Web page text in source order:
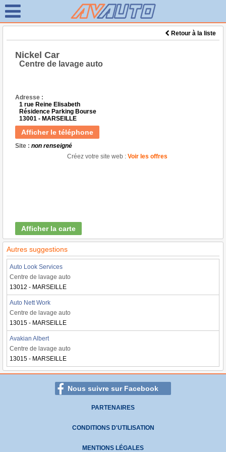
Retour à la liste
Nickel Car
Centre de lavage auto
Adresse :
1 rue Reine Elisabeth
Résidence Parking Bourse
13001 - MARSEILLE
Afficher le téléphone
Site : non renseigné
Créez votre site web : Voir les offres
Afficher la carte
Autres suggestions
Auto Look Services
Centre de lavage auto
13012 - MARSEILLE
Auto Nett Work
Centre de lavage auto
13015 - MARSEILLE
Avakian Albert
Centre de lavage auto
13015 - MARSEILLE
Nous suivre sur Facebook
PARTENAIRES
CONDITIONS D'UTILISATION
MENTIONS LÉGALES